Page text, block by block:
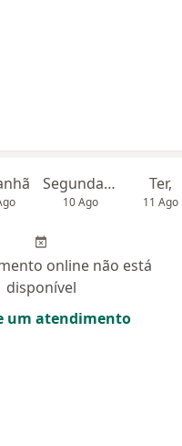
Segunda-feira
10 Ago
Ter,
11 Ago
online não está
disponível
um atendimento